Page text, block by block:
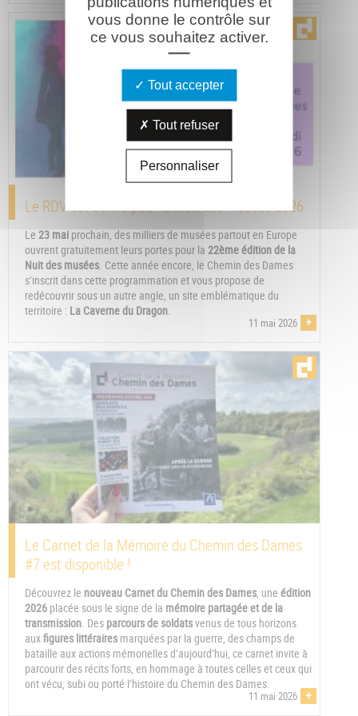
Le RDV est donné pour la Nuit des musées 2026
Le 23 mai prochain, des milliers de musées partout en Europe
ouvrent gratuitement leurs portes pour la 22ème édition de la
Nuit des musées. Cette année encore, le Chemin des Dames
s’inscrit dans cette programmation et vous propose de
redécouvrir sous un autre angle, un site emblématique du
territoire : La Caverne du Dragon.
11 mai 2026 +
Le Carnet de la Mémoire du Chemin des Dames
#7 est disponible !
Découvrez le nouveau Carnet du Chemin des Dames, une édition
2026 placée sous le signe de la mémoire partagée et de la
transmission. Des parcours de soldatsvenus de tous horizons
auxfigures littéraires marquées par la guerre, des champs de
bataille aux actions mémorielles d’aujourd’hui, ce carnet invite à
parcourir des récits forts, en hommage à toutes celles et ceux qui
ont vécu, subi ou porté l’histoire du Chemin des Dames.
11 mai 2026 +
vous donne le contrôle sur
ce vous souhaitez activer.
Tout accepter
Tout refuser
Personnaliser